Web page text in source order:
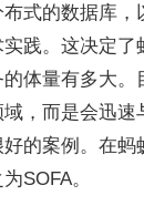
式的数据库，
践。这决定了
体量有多大。
，而是会迅速
的案例。在蚂
SOFA。